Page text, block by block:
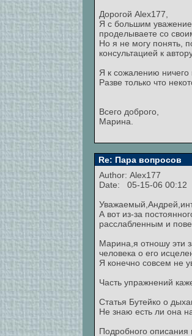
Дорогой Alex177,
Я с большим
проделываете со
Но я не могу понять,
консультацией к
Я к сожалению ничего
Разве только что
Всего доброго,
Марина.
Re: Пара вопросов
Author: Alex177
Date: 05-15-06 00:12
А вот из-за
расслабленным и
Марина,я отношу эти
человека о его
Я конечно совсем не
Часть упражнений
Статья Бутейко о
Не знаю есть ли она
Подробного описания